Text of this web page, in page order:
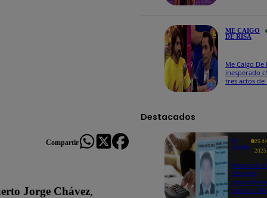
Compartir
Jorge Chávez,
ME CAIGO
DE RISA
Me Caigo De
inesperado
tres actos de
Destacados
Te
ayudo
26
2025
Revisa si
deudas
con tu